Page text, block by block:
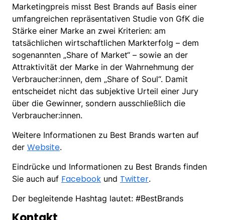
Marketingpreis misst Best Brands auf Basis einer
umfangreichen repräsentativen Studie von GfK die
Stärke einer Marke an zwei Kriterien: am
tatsächlichen wirtschaftlichen Markterfolg – dem
sogenannten „Share of Market“ – sowie an der
Attraktivität der Marke in der Wahrnehmung der
Verbraucher:innen, dem „Share of Soul“. Damit
entscheidet nicht das subjektive Urteil einer Jury
über die Gewinner, sondern ausschließlich die
Verbraucher:innen.
Weitere Informationen zu Best Brands warten auf
der Website.
Eindrücke und Informationen zu Best Brands finden
Sie auch auf Facebook und Twitter.
Der begleitende Hashtag lautet: #BestBrands